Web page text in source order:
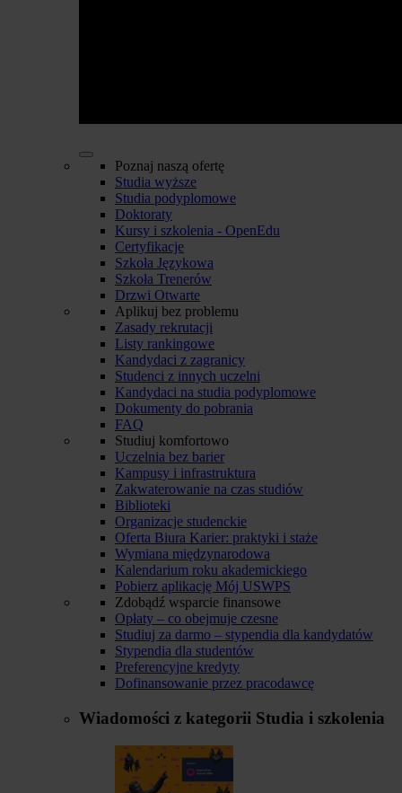
Poznaj naszą ofertę
Studia wyższe
Studia podyplomowe
Doktoraty
Kursy i szkolenia - OpenEdu
Certyfikacje
Szkoła Językowa
Szkoła Trenerów
Drzwi Otwarte
Aplikuj bez problemu
Zasady rekrutacji
Listy rankingowe
Kandydaci z zagranicy
Studenci z innych uczelni
Kandydaci na studia podyplomowe
Dokumenty do pobrania
FAQ
Studiuj komfortowo
Uczelnia bez barier
Kampusy i infrastruktura
Zakwaterowanie na czas studiów
Biblioteki
Organizacje studenckie
Oferta Biura Karier: praktyki i staże
Wymiana międzynarodowa
Kalendarium roku akademickiego
Pobierz aplikację Mój USWPS
Zdobądź wsparcie finansowe
Opłaty – co obejmuje czesne
Studiuj za darmo – stypendia dla kandydatów
Stypendia dla studentów
Preferencyjne kredyty
Dofinansowanie przez pracodawcę
Wiadomości z kategorii Studia i szkolenia